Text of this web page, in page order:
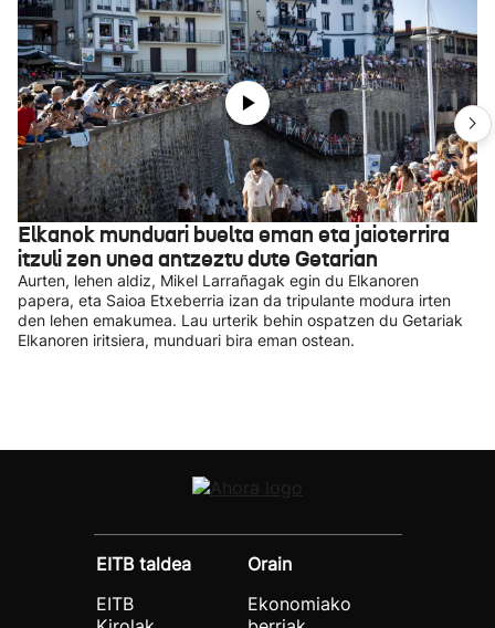
Elkanok munduari buelta eman eta jaioterrira
itzuli zen unea antzeztu dute Getarian
Aurten, lehen aldiz, Mikel Larrañagak egin du Elkanoren
papera, eta Saioa Etxeberria izan da tripulante modura irten
den lehen emakumea. Lau urterik behin ospatzen du Getariak
Elkanoren iritsiera, munduari bira eman ostean.
EITB taldea
EITB
Orain
Ekonomiako